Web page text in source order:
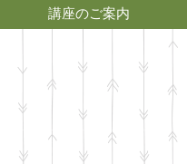
講座のご案内